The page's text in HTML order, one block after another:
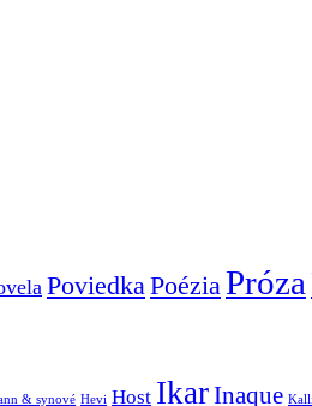
PoviedkaPoéziaPróza
& synové Hevi Host IkarInaque